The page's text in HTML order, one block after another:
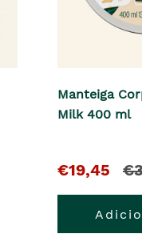
Manteiga
Milk 400 ml
O
pre�o
atual
€19,45
e
o